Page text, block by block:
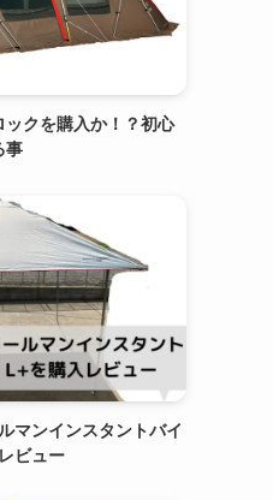
ックを購入か！？初心
事
マンインスタントバイ
ビュー